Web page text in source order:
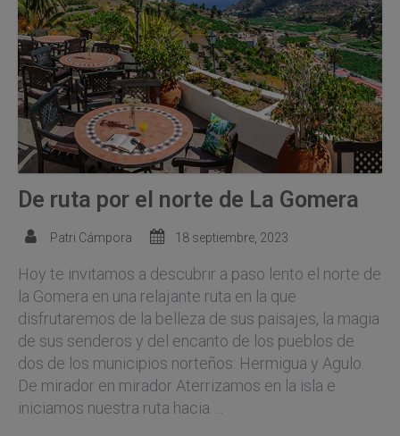
De ruta por el norte de La Gomera
Patri Cámpora 18 septiembre, 2023
Hoy te invitamos a descubrir a paso lento el norte de
la Gomera en una relajante ruta en la que
disfrutaremos de la belleza de sus paisajes, la magia
de sus senderos y del encanto de los pueblos de
dos de los municipios norteños: Hermigua y Agulo.
De mirador en mirador Aterrizamos en la isla e
iniciamos nuestra ruta hacia …